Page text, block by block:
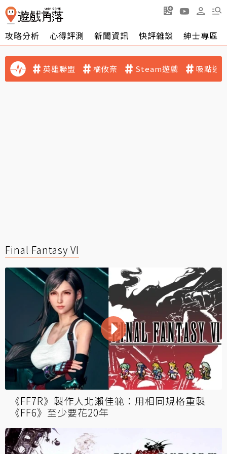
攻略分析 心得評測 新聞資訊 快評雜談 紳士專區
英雄聯盟 橘攸奈 Steam遊戲 吸點迷
Final Fantasy VI
《FF7R》製作人北瀨佳範：用相同規格重製
《FF6》至少要花20年